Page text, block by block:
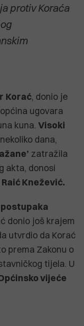
protiv Koraća
Korać, donio je
ugovara
kuna. Visoki
dana,
zatražila
akta, donosi
Raić Knežević.
donio još krajem
utvrdio da Korać
prema Zakonu o
tijela. U
vijeće